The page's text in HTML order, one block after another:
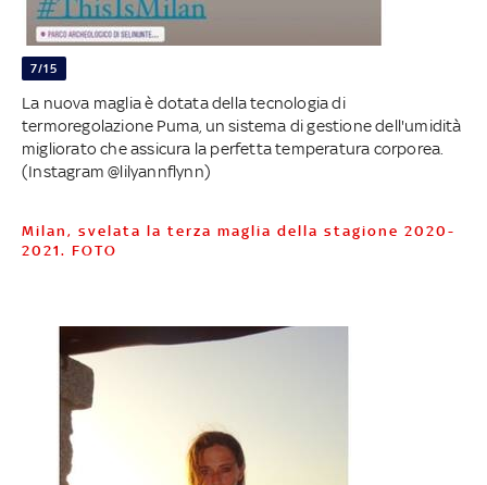
7/15
La nuova maglia è dotata della tecnologia di
termoregolazione Puma, un sistema di gestione dell'umidità
migliorato che assicura la perfetta temperatura corporea.
(Instagram @lilyannflynn)
Milan, svelata la terza maglia della stagione 2020-
2021. FOTO